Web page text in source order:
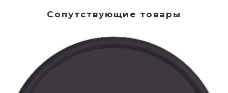
Сопутствующие товары